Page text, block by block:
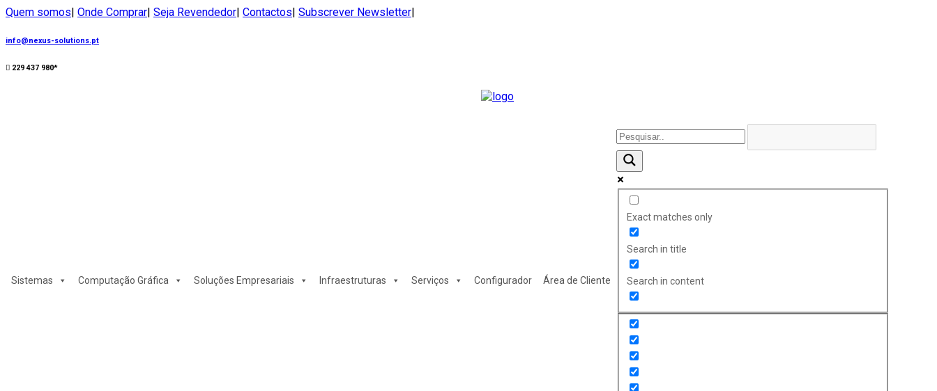
Quem somos| Onde Comprar| Seja Revendedor| Contactos| Subscrever Newsletter|
info@nexus-solutions.pt
229 437 980*
Sistemas Computação Gráfica Soluções Empresariais Infraestruturas Serviços Configurador Área de Cliente
Exact matches only
Search in title
Search in content